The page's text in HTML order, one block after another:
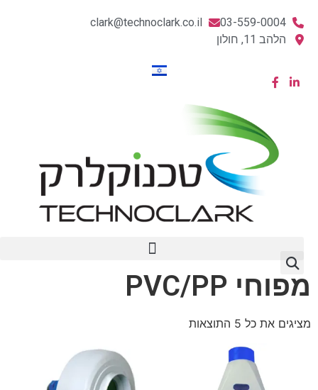
03-559-0004
clark@technoclark.co.il
הלהב 11, חולון
מפוחי PVC/PP
מציגים את כל ⁦5⁩ התוצאות